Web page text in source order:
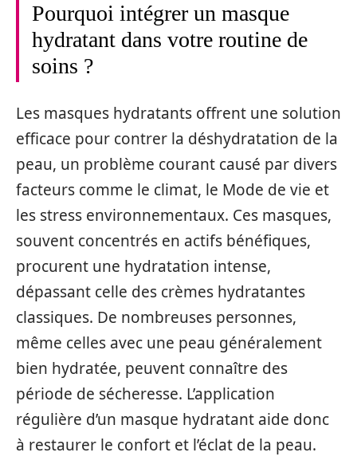
Pourquoi intégrer un masque
hydratant dans votre routine de
soins ?
Les masques hydratants offrent une solution
efficace pour contrer la déshydratation de la
peau, un problème courant causé par divers
facteurs comme le climat, le Mode de vie et
les stress environnementaux. Ces masques,
souvent concentrés en actifs bénéfiques,
procurent une hydratation intense,
dépassant celle des crèmes hydratantes
classiques. De nombreuses personnes,
même celles avec une peau généralement
bien hydratée, peuvent connaître des
période de sécheresse. L’application
régulière d’un masque hydratant aide donc
à restaurer le confort et l’éclat de la peau.